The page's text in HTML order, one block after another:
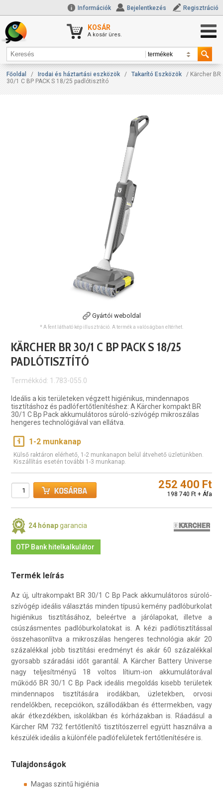
Információk Bejelentkezés Regisztráció
KOSÁR
A kosár üres.
Főoldal / Irodai és háztartási eszközök / Takarító Eszközök
/ Kärcher BR
30/1 C BP PACK S 18/25 padlótisztító
Gyártói weboldal
* A fent látható kép illusztráció. A termék a valóságban eltérhet.
KÄRCHER BR 30/1 C BP PACK S 18/25
PADLÓTISZTÍTÓ
Termékkód: 1.783-055.0
Ideális a kis területeken végzett higiénikus, mindennapos
tisztításhoz és padlófertőtlenítéshez: A Kärcher kompakt BR
30/1 C Bp Pack akkumulátoros súroló-szívógép mikroszálas
hengeres technológiával van ellátva.
1-2 munkanap
Külső raktáron elérhető, 1-2 munkanapon belül átvehető üzletünkben.
Kiszállítás esetén további 1-3 munkanap.
252 400 Ft
198 740 Ft + Áfa
24 hónapgarancia
OTP Bank hitelkalkulátor
Termék leírás
Az új, ultrakompakt BR 30/1 C Bp Pack akkumulátoros súroló-
szívógép ideális választás minden típusú kemény padlóburkolat
higiénikus tisztításához, beleértve a járólapokat, illetve a
csúszásmentes padlóburkolatokat is. A kézi padlótisztítással
összehasonlítva a mikroszálas hengeres technológia akár 20
százalékkal jobb tisztítási eredményt és akár 60 százalékkal
gyorsabb száradási időt garantál. A Kärcher Battery Universe
nagy teljesítményű 18 voltos lítium-ion akkumulátorával
működő BR 30/1 C Bp Pack ideális megoldás kisebb területek
mindennapos tisztítására irodákban, üzletekben, orvosi
rendelőkben, recepciókon, szállodákban és éttermekben, vagy
akár étkezdékben, iskolákban és kórházakban is. Ráadásul a
Kärcher RM 732 fertőtlenítő tisztítószerrel együtt használva a
készülék ideális a különféle padlófelületek fertőtlenítésére is.
Tulajdonságok
Magas szintű higiénia